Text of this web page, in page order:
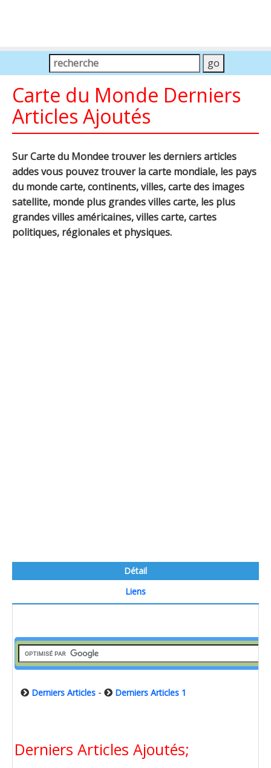
Carte du Monde Derniers
Articles Ajoutés
Sur Carte du Mondee trouver les derniers articles
addes vous pouvez trouver la carte mondiale, les pays
du monde carte, continents, villes, carte des images
satellite, monde plus grandes villes carte, les plus
grandes villes américaines, villes carte, cartes
politiques, régionales et physiques.
Détail
Liens
Derniers Articles - Derniers Articles 1
Derniers Articles Ajoutés;